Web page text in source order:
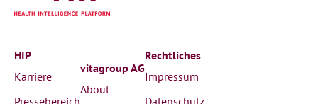
HIP
Karriere
vitagroup AG
About
Rechtliches
Impressum